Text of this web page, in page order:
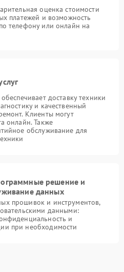
оценка стоимости
платежей и возможность
телефону или онлайн на
доставку техники
и качественный
Клиенты могут
онлайн. Также
обслуживание для
решение и
данных
прошивок и инструментов,
данными:
и
при необходимости